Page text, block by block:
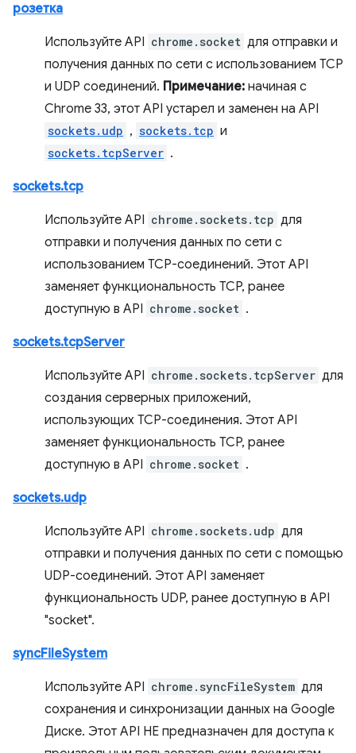
розетка
Используйте API chrome.socket для отправки и
получения данных по сети с использованием TCP
и UDP соединений. Примечание: начиная с
Chrome 33, этот API устарел и заменен на API
sockets.udp , sockets.tcp и
sockets.tcpServer .
sockets.tcp
Используйте API chrome.sockets.tcp для
отправки и получения данных по сети с
использованием TCP-соединений. Этот API
заменяет функциональность TCP, ранее
доступную в API chrome.socket .
sockets.tcpServer
Используйте API chrome.sockets.tcpServer для
создания серверных приложений,
использующих TCP-соединения. Этот API
заменяет функциональность TCP, ранее
доступную в API chrome.socket .
sockets.udp
Используйте API chrome.sockets.udp для
отправки и получения данных по сети с помощью
UDP-соединений. Этот API заменяет
функциональность UDP, ранее доступную в API
"socket".
syncFileSystem
Используйте API chrome.syncFileSystem для
сохранения и синхронизации данных на Google
Диске. Этот API НЕ предназначен для доступа к